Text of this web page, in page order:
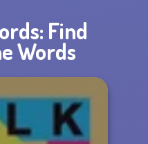
Find
Words